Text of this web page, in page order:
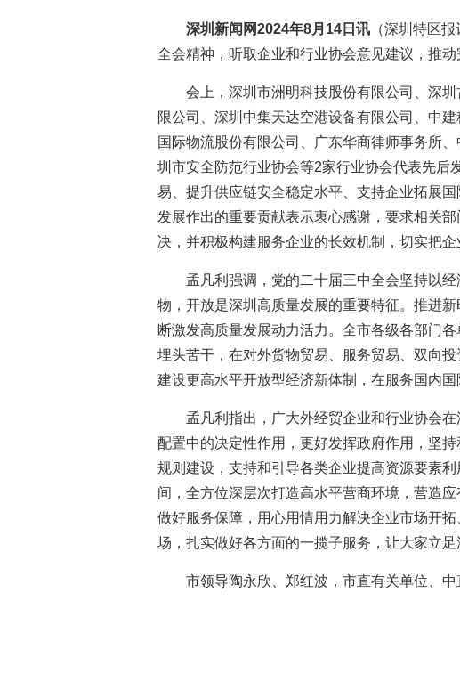
深圳新闻网2024年8月14日讯 （深圳特区
全会精神，听取企业和行业协会意见建议，推
会上，深圳市洲明科技股份有限公司、深
限公司、深圳中集天达空港设备有限公司、中
国际物流股份有限公司、广东华商律师事务所
圳市安全防范行业协会等2家行业协会代表先后
易、提升供应链安全稳定水平、支持企业拓展
发展作出的重要贡献表示衷心感谢，要求相关
决，并积极构建服务企业的长效机制，切实把
孟凡利强调，党的二十届三中全会坚持以
物，开放是深圳高质量发展的重要特征。推进
断激发高质量发展动力活力。全市各级各部门
埋头苦干，在对外货物贸易、服务贸易、双向
建设更高水平开放型经济新体制，在服务国内
孟凡利指出，广大外经贸企业和行业协会
配置中的决定性作用，更好发挥政府作用，坚
规则建设，支持和引导各类企业提高资源要素
间，全方位深层次打造高水平营商环境，营造
做好服务保障，用心用情用力解决企业市场开
场，扎实做好各方面的一揽子服务，让大家立
市领导陶永欣、郑红波，市直有关单位、